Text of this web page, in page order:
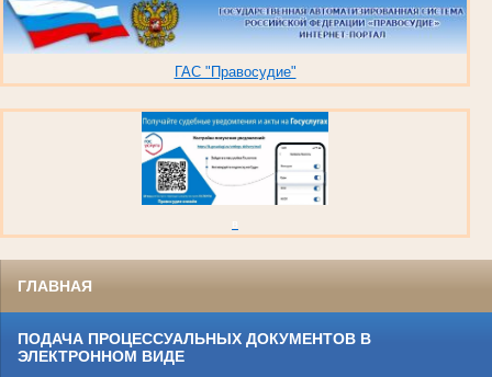
ГАС "Правосудие"
в
ГЛАВНАЯ
ПОДАЧА ПРОЦЕССУАЛЬНЫХ ДОКУМЕНТОВ В
ЭЛЕКТРОННОМ ВИДЕ